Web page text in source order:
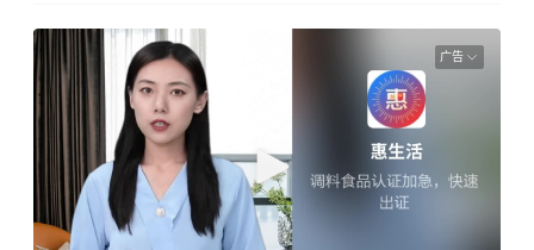
广告